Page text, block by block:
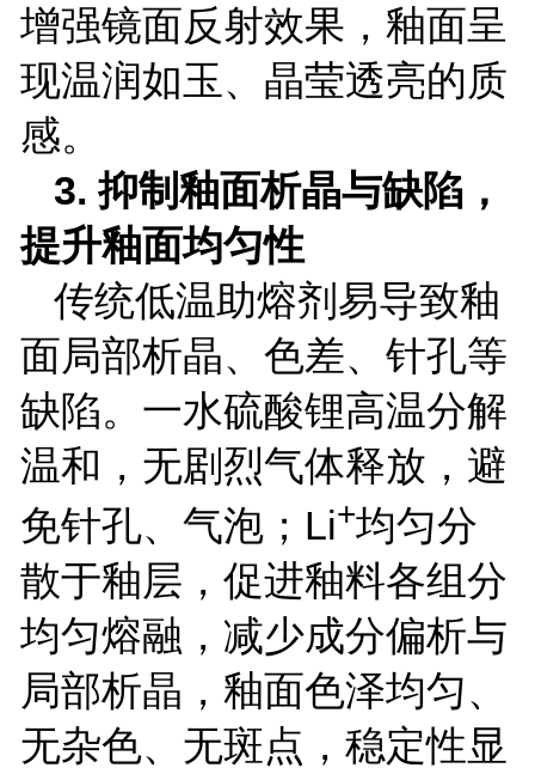
增强镜面反射效果，釉面呈
现温润如玉、晶莹透亮的质
感。
3.抑制釉面析晶与缺陷，
提升釉面均匀性
传统低温助熔剂易导致釉
面局部析晶、色差、针孔等
缺陷。一水硫酸锂高温分解
温和，无剧烈气体释放，避
免针孔、气泡； Li+均匀分
散于釉层，促进釉料各组分
均匀熔融，减少成分偏析与
局部析晶，釉面色泽均匀、
无杂色、无斑点，稳定性显